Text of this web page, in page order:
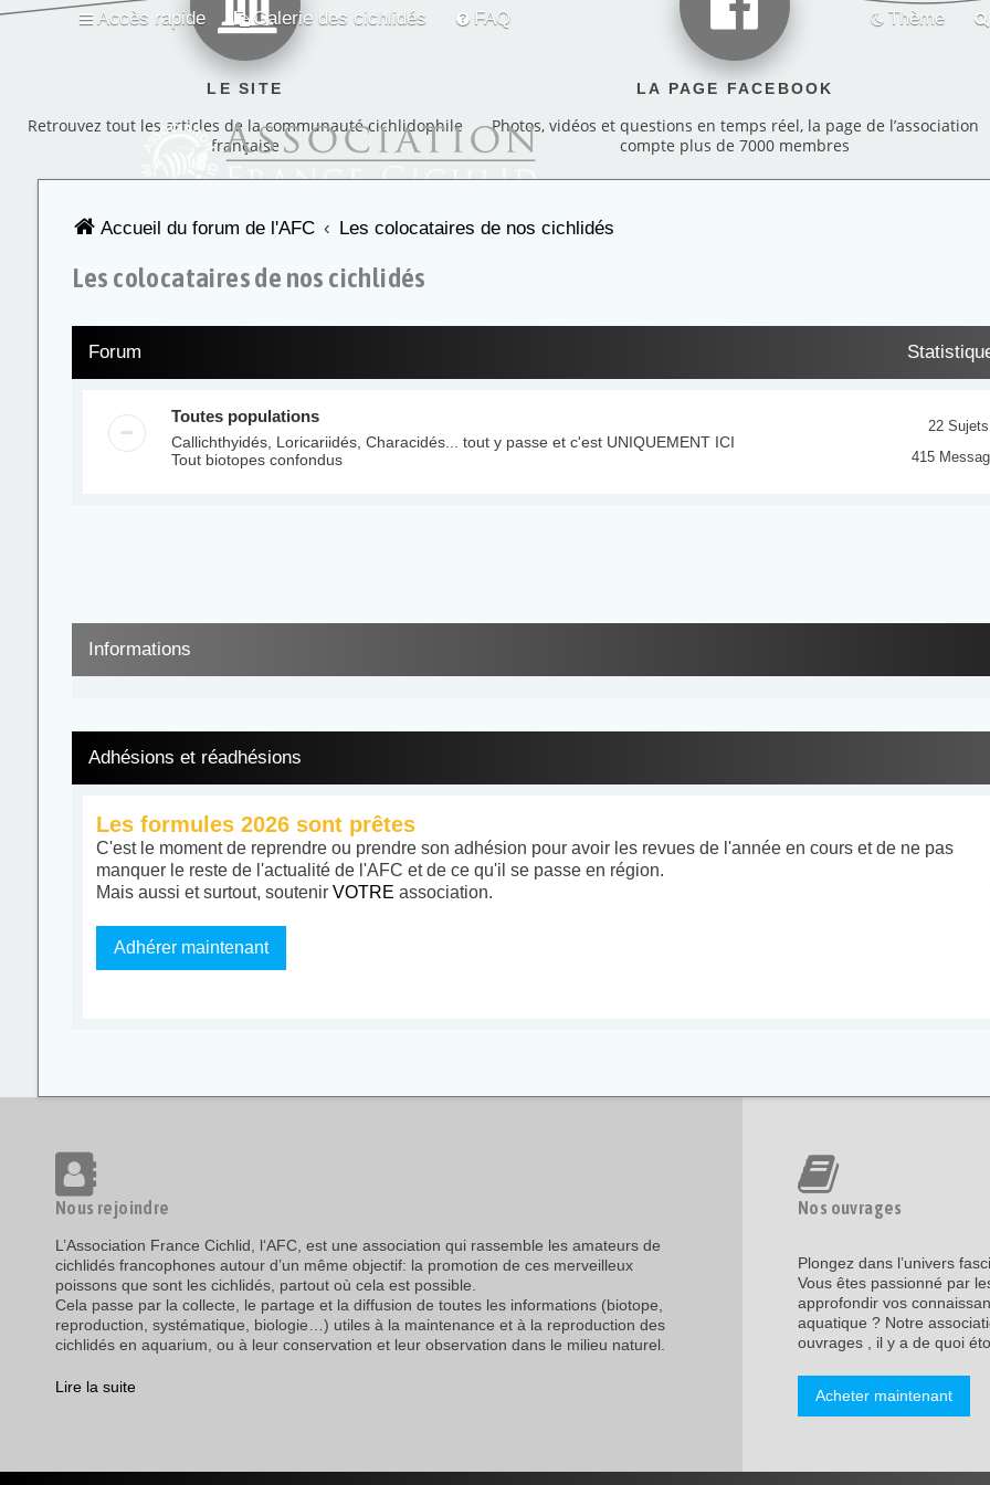
Accès rapide Galerie des cichlidés FAQ Thème
LE SITE
Retrouvez tout les articles de la communauté cichlidophile
française
LA PAGE FACEBOOK
Photos, vidéos et questions en temps réel, la page de l’association
compte plus de 7000 membres
Accueil du forum de l'AFC Les colocataires de nos cichlidés
Les colocataires de nos cichlidés
Forum
Toutes populations
Callichthyidés, Loricariidés, Characidés... tout y passe et c'est UNIQUEMENT ICI
Tout biotopes confondus
22 Sujets
415
Informations
Adhésions et réadhésions
Les formules 2026 sont prêtes
C'est le moment de reprendre ou prendre son adhésion pour avoir les revues de l'année en cours et de ne pas
manquer le reste de l'actualité de l'AFC et de ce qu'il se passe en région.
Mais aussi et surtout, soutenir VOTRE association.
Adhérer maintenant
Nous rejoindre
L’Association France Cichlid, l‘AFC, est une association qui rassemble les amateurs de
cichlidés francophones autour d’un même objectif: la promotion de ces merveilleux
poissons que sont les cichlidés, partout où cela est possible.
Cela passe par la collecte, le partage et la diffusion de toutes les informations (biotope,
reproduction, systématique, biologie…) utiles à la maintenance et à la reproduction des
cichlidés en aquarium, ou à leur conservation et leur observation dans le milieu naturel.
Lire la suite
Nos ouvrages
Plongez dans l’univers
Vous êtes passionné par
approfondir vos
aquatique ? Notre
ouvrages , il y a de quoi
Acheter maintenant